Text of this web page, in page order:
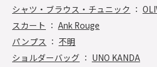
シャツ・ブラウス・チュニック ：
スカート ： Ank Rouge
パンプス ： 不明
ショルダーバッグ ： UNO KANDA